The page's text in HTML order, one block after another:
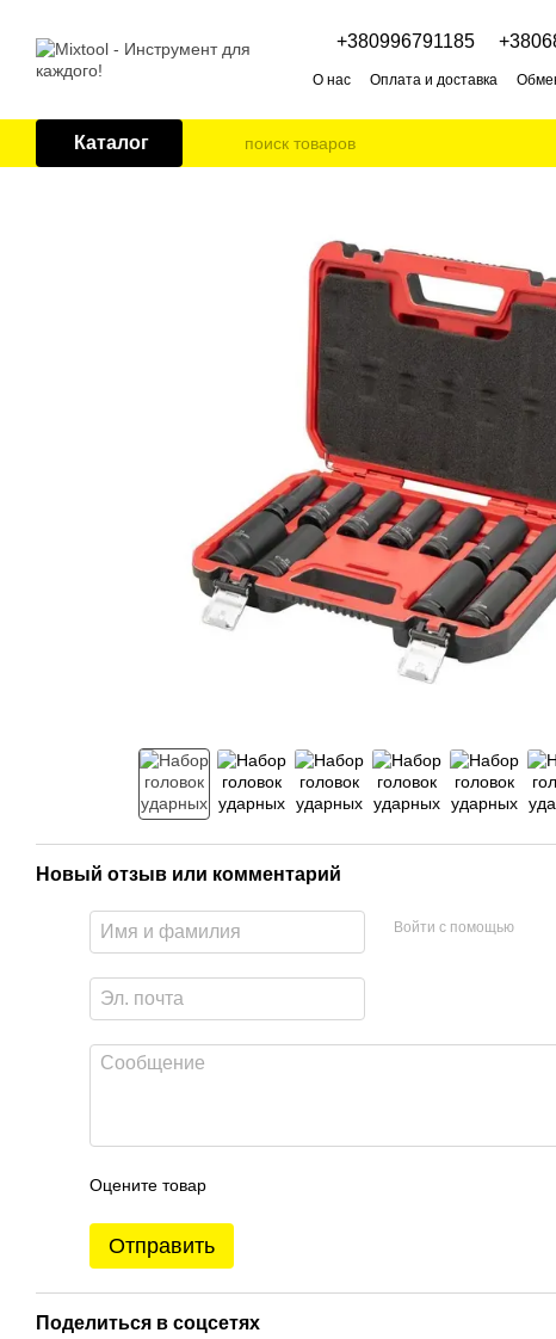
+380996791185
О нас Оплата и доставка
Каталог
Новый отзыв или комментарий
Войти с помощью
Оцените товар
Отправить
Поделиться в соцсетях